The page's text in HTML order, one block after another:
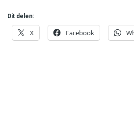
Dit delen:
X Facebook